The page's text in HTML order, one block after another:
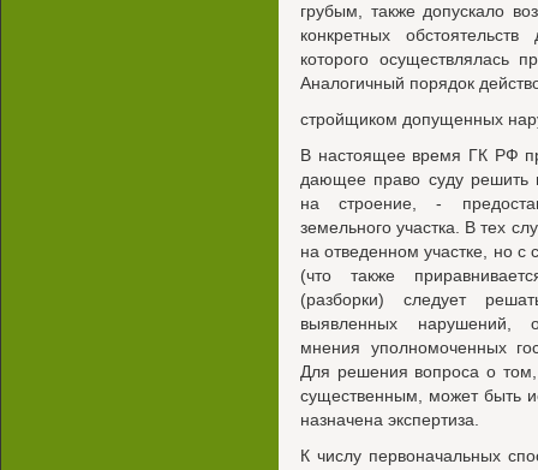
грубым, также допускало
конкретных
которого осуществлялась
Аналогичный порядок
стройщиком допущенных
В настоящее время ГК РФ
дающее право суду решить
на строение, -
земельного участка. В тех
на отведенном участке, но
(что также
(разборки) следует
выявленных нарушений,
мнения уполномоченных
Для решения вопроса о
существенным, может быть
назначена экспертиза.
К числу первоначальных